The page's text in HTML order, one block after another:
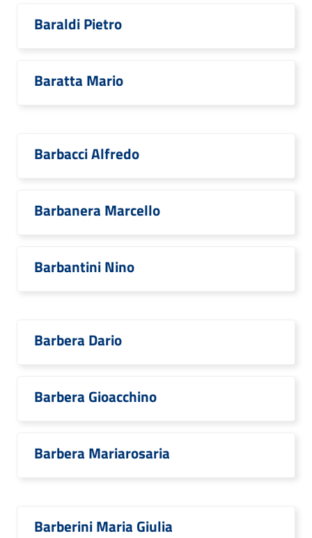
Baraldi Pietro
Baratta Mario
Barbacci Alfredo
Barbanera Marcello
Barbantini Nino
Barbera Dario
Barbera Gioacchino
Barbera Mariarosaria
Barberini Maria Giulia